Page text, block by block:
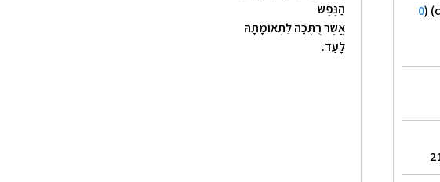
(
0
הַנֶּפֶשׁ
אֲשֶׁר רֻתְּכָה לִתְאוֹמָתָהּ
לָעַד.